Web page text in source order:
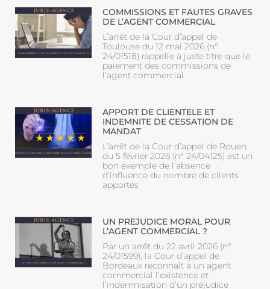
COMMISSIONS ET FAUTES GRAVES
DE L’AGENT COMMERCIAL
L’arrêt de la Cour d’appel de
Toulouse du 12 mai 2026 (n°
24/01518) rappelle à juste titre que le
paiement des commissions de
l’agent commercial
APPORT DE CLIENTELE ET
INDEMNITE DE CESSATION DE
MANDAT
L’arrêt de la Cour d’appel de Rouen
du 5 février 2026 (n° 24/04125) est un
bon exemple de l’absence
d’influence du nombre de clients
apportés
UN PREJUDICE MORAL POUR
L’AGENT COMMERCIAL ?
Par un arrêt du 22 avril 2026 (n°
24/01599), la Cour d’appel de
Bordeaux reconnaît à un agent
commercial l’existence et
l’indemnisation d’un préjudice